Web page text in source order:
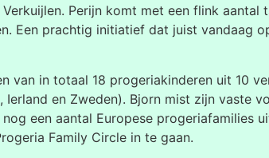
Perijn komt met een flink
Een prachtig initiatief dat juist vandaag
van in totaal 18 progeriakinderen uit 10
en Zweden). Bjorn mist zijn vaste
een aantal Europese progeriafamilies
Family Circle in te gaan.